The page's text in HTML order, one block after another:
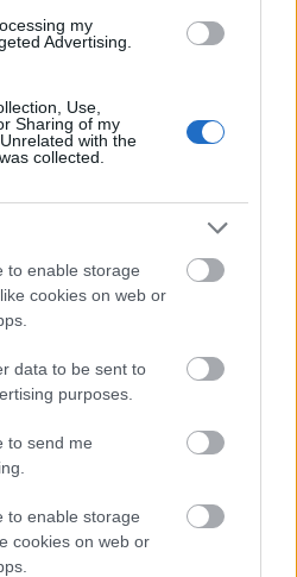
my
Advertising.
Use,
Sharing of my
with the
collected.
to enable storage
cookies on web or
data to be sent to
purposes.
to send me
to enable storage
cookies on web or
συνέντευξη του